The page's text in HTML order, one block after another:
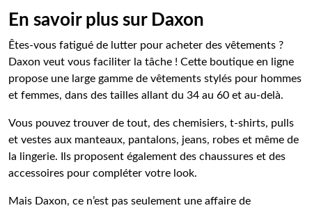
En savoir plus sur Daxon
Êtes-vous fatigué de lutter pour acheter des vêtements ?
Daxon veut vous faciliter la tâche ! Cette boutique en ligne
propose une large gamme de vêtements stylés pour hommes
et femmes, dans des tailles allant du 34 au 60 et au-delà.
Vous pouvez trouver de tout, des chemisiers, t-shirts, pulls
et vestes aux manteaux, pantalons, jeans, robes et même de
la lingerie. Ils proposent également des chaussures et des
accessoires pour compléter votre look.
Mais Daxon, ce n’est pas seulement une affaire de